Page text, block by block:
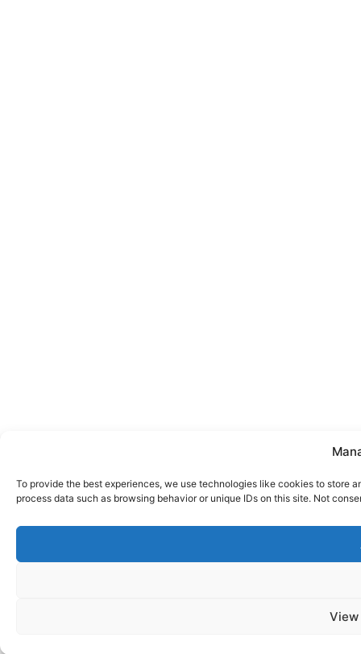
To provide the best experiences, we use technologies like cookies to store
process data such as browsing behavior or unique IDs on this site. Not